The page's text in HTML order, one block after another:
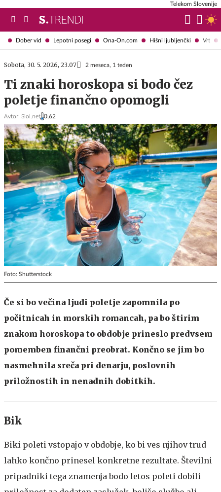
Dober vid Lepotni posegi Ona-On.com Hišni ljubljenčki Vrt
Telekom Slovenije
Sobota, 30. 5. 2026, 23.07 2 meseca, 1 teden
Ti znaki horoskopa si bodo čez
poletje finančno opomogli
Avtor: Siol.net 0,62
Foto: Shutterstock
Če si bo večina ljudi poletje zapomnila po
počitnicah in morskih romancah, pa bo štirim
znakom horoskopa to obdobje prineslo predvsem
pomemben finančni preobrat. Končno se jim bo
nasmehnila sreča pri denarju, poslovnih
priložnostih in nenadnih dobitkih.
Bik
Biki poleti vstopajo v obdobje, ko bi ves njihov trud
lahko končno prinesel konkretne rezultate. Številni
pripadniki tega znamenja bodo letos poleti dobili